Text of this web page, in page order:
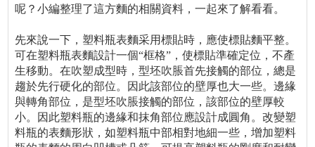
呢？小編整理了這方麵的相關資料，一起來了解看看。
先來說一下，塑料瓶表麵采用標貼時，應使標貼麵平整。
可在塑料瓶表麵設計一個“框格”，使標貼準確定位，不產
生移動。在吹塑成型時，型坯吹脹首先接觸的部位，總是
趨於先行硬化的部位。因此該部位的壁厚也大一些。邊緣
與轉角部位，是型坯吹脹接觸的部位，該部位的壁厚較
小。因此塑料瓶的邊緣和抹角部位應設計成圓角。改變塑
料瓶的表麵形狀，如塑料瓶中部相對地細一些，增加塑料